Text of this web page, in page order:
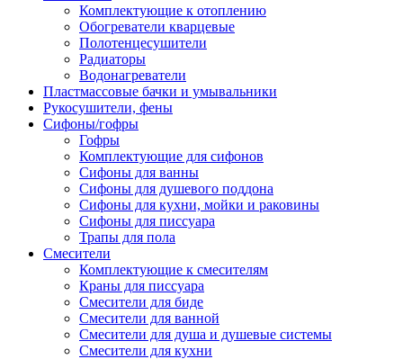
Комплектующие к отоплению
Обогреватели кварцевые
Полотенцесушители
Радиаторы
Водонагреватели
Пластмассовые бачки и умывальники
Рукосушители, фены
Сифоны/гофры
Гофры
Комплектующие для сифонов
Сифоны для ванны
Сифоны для душевого поддона
Сифоны для кухни, мойки и раковины
Сифоны для писсуара
Трапы для пола
Смесители
Комплектующие к смесителям
Краны для писсуара
Смесители для биде
Смесители для ванной
Смесители для душа и душевые системы
Смесители для кухни